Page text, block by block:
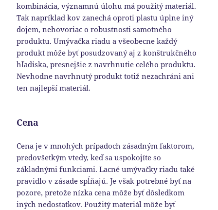
kombinácia, významnú úlohu má použitý materiál.
Tak napríklad kov zanechá oproti plastu úplne iný
dojem, nehovoriac o robustnosti samotného
produktu. Umývačka riadu a všeobecne každý
produkt môže byť posudzovaný aj z konštrukčného
hľadiska, presnejšie z navrhnutie celého produktu.
Nevhodne navrhnutý produkt totiž nezachráni ani
ten najlepší materiál.
Cena
Cena je v mnohých prípadoch zásadným faktorom,
predovšetkým vtedy, keď sa uspokojíte so
základnými funkciami. Lacné umývačky riadu také
pravidlo v zásade spĺňajú. Je však potrebné byť na
pozore, pretože nízka cena môže byť dôsledkom
iných nedostatkov. Použitý materiál môže byť